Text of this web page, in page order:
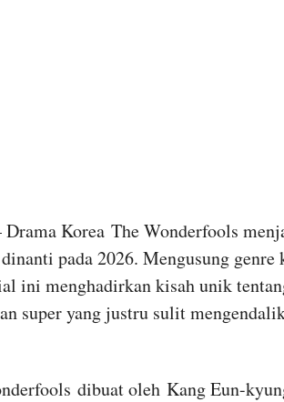
Korea The Wonderfools
pada 2026. Mengusung genre
ini menghadirkan kisah unik
super yang justru sulit
dibuat oleh Kang Eun-